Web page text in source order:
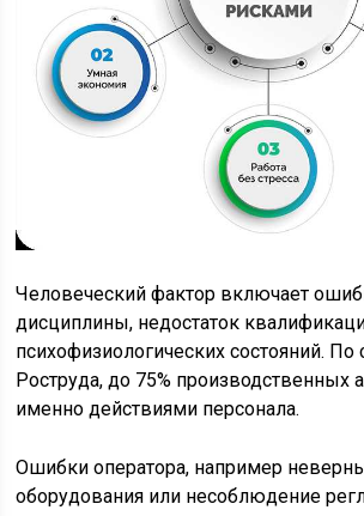
Человеческий фактор включает
дисциплины, недостаток
психофизиологических состояний. По
Роструда, до 75% производственных
именно действиями персонала.
Ошибки оператора, например
оборудования или несоблюдение